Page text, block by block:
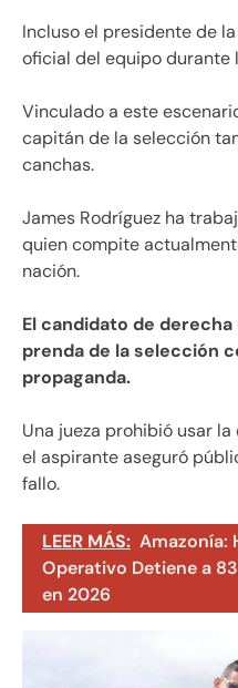
Incluso el presidente de
oficial del equipo durante
Vinculado a este
capitán de la selección
canchas.
James Rodríguez ha
quien compite
nación.
El candidato de
prenda de la selección
propaganda.
Una jueza prohibió usar
el aspirante aseguró
fallo.
LEER MÁS: Amazonía:
Operativo Detiene a
en 2026